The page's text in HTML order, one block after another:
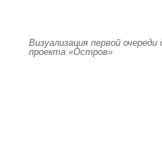
Визуализация первой
проекта «Остров»